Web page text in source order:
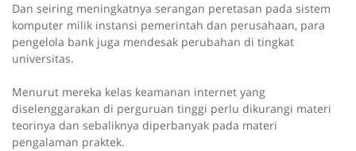
Dan seiring meningkatnya serangan peretasan pada sistem
komputer milik instansi pemerintah dan perusahaan, para
pengelola bank juga mendesak perubahan di tingkat
universitas.
Menurut mereka kelas keamanan internet yang
diselenggarakan di perguruan tinggi perlu dikurangi materi
teorinya dan sebaliknya diperbanyak pada materi
pengalaman praktek.